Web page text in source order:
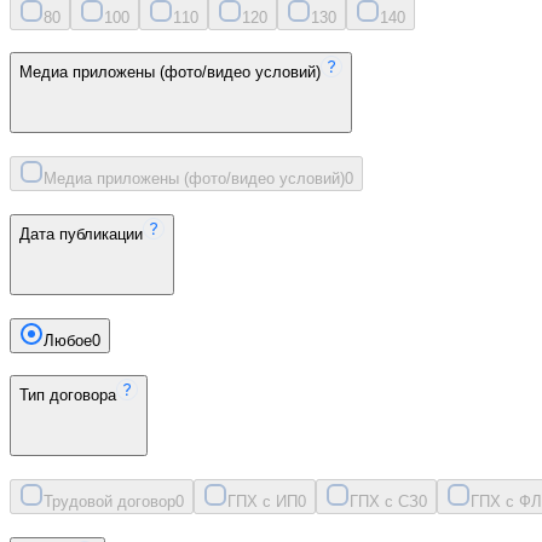
80 100 11 0 120 130 140
Медиа приложены (фото/видео условий)
Медиа приложены (фото/видео условий)0
Дата публикации
Любое0
Тип договора
Трудовой договор0 ГПХ с ИП0 ГПХ с СЗ0 ГПХ с ФЛ